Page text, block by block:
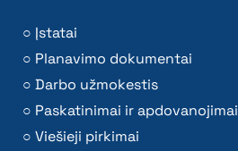
Įstatai
Planavimo dokumentai
Darbo užmokestis
Paskatinimai ir apdovanojimai
Viešieji pirkimai